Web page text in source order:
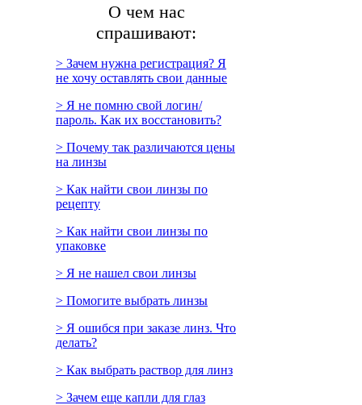
О чем нас
спрашивают:
> Зачем нужна регистрация? Я
не хочу оставлять свои данные
> Я не помню свой логин/
пароль. Как их восстановить?
> Почему так различаются цены
на линзы
> Как найти свои линзы по
рецепту
> Как найти свои линзы по
упаковке
> Я не нашел свои линзы
> Помогите выбрать линзы
> Я ошибся при заказе линз. Что
делать?
> Как выбрать раствор для линз
> Зачем еще капли для глаз